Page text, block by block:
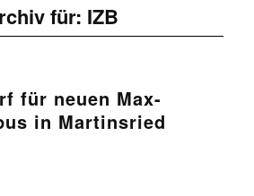
für: IZB
für neuen Max-
in Martinsried